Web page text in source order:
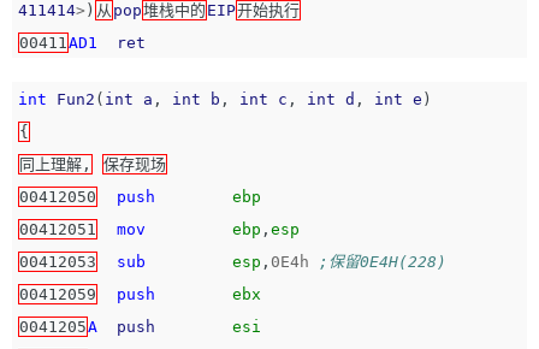
411414> ) 从 pop堆栈中的 EIP开始执行
00411AD1 ret
int Fun2 ( int a , int b , int c , int d , int e )
{
同上理解,
保存现场
00412050
push
ebp
00412051
mov ebp , esp
00412053
sub esp , 0E4h
;保留0E4H(228)
00412059
push
ebx
0041205A push
esi